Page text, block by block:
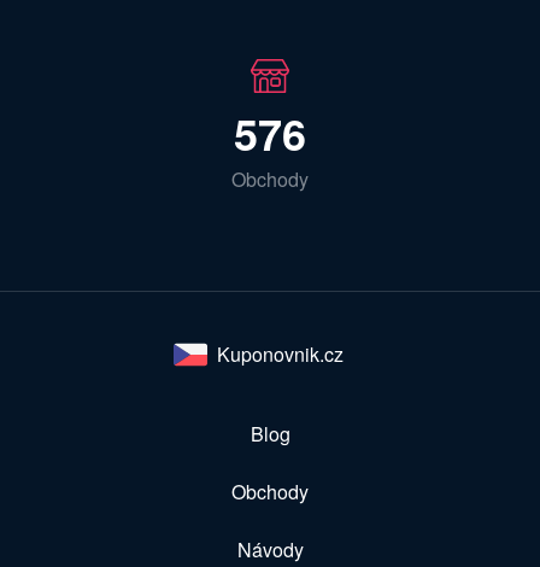
576
Obchody
Kuponovnik.cz
Blog
Obchody
Návody